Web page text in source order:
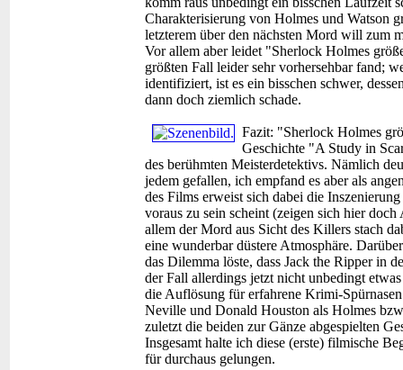
Charakterisierung von Holmes und Watson
letzterem über den nächsten Mord will zum
Vor allem aber leidet "Sherlock Holmes
größten Fall leider sehr vorhersehbar fand;
identifiziert, ist es ein bisschen schwer,
dann doch ziemlich schade.
Fazit: "Sherlock Holmes
Geschichte "A Study in
des berühmten Meisterdetektivs. Nämlich
jedem gefallen, ich empfand es aber als
des Films erweist sich dabei die
voraus zu sein scheint (zeigen sich hier
allem der Mord aus Sicht des Killers stach
eine wunderbar düstere Atmosphäre.
das Dilemma löste, dass Jack the Ripper in
der Fall allerdings jetzt nicht unbedingt
die Auflösung für erfahrene Krimi-
Neville und Donald Houston als Holmes
zuletzt die beiden zur Gänze abgespielten
Insgesamt halte ich diese (erste) filmische
für durchaus gelungen.